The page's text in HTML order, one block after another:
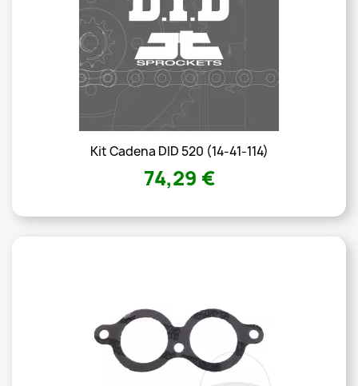
Kit Cadena DID 520 (14-41-114)
74,29 €